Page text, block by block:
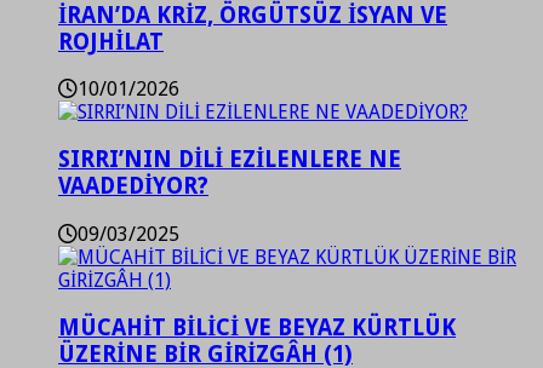
İRAN’DA KRİZ, ÖRGÜTSÜZ İSYAN VE
ROJHİLAT
10/01/2026
SIRRI’NIN DİLİ EZİLENLERE NE
VAADEDİYOR?
09/03/2025
MÜCAHİT BİLİCİ VE BEYAZ KÜRTLÜK
ÜZERİNE BİR GİRİZGÂH (1)